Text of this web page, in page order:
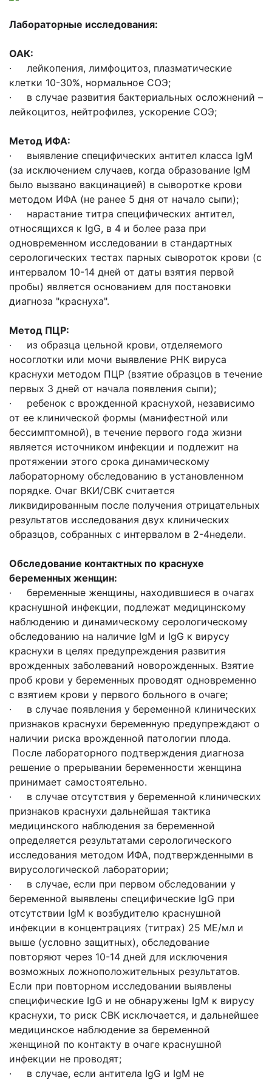
Лабораторные исследования:
ОАК:
· лейкопения, лимфоцитоз, плазматические
клетки 10-30%, нормальное СОЭ;
· в случае развития бактериальных осложнений –
лейкоцитоз, нейтрофилез, ускорение СОЭ;
Метод ИФА:
· выявление специфических антител класса IgM
(за исключением случаев, когда образование IgM
было вызвано вакцинацией) в сыворотке крови
методом ИФА (не ранее 5 дня от начало сыпи);
· нарастание титра специфических антител,
относящихся к IgG, в 4 и более раза при
одновременном исследовании в стандартных
серологических тестах парных сывороток крови (с
интервалом 10-14 дней от даты взятия первой
пробы) является основанием для постановки
диагноза "краснуха".
Метод ПЦР:
· из образца цельной крови, отделяемого
носоглотки или мочи выявление РНК вируса
краснухи методом ПЦР (взятие образцов в течение
первых 3 дней от начала появления сыпи);
· ребенок с врожденной краснухой, независимо
от ее клинической формы (манифестной или
бессимптомной), в течение первого года жизни
является источником инфекции и подлежит на
протяжении этого срока динамическому
лабораторному обследованию в установленном
порядке. Очаг ВКИ/СBK считается
ликвидированным после получения отрицательных
результатов исследования двух клинических
образцов, собранных с интервалом в 2-4недели.
Обследование контактных по краснухе
беременных женщин:
· беременные женщины, находившиеся в очагах
краснушной инфекции, подлежат медицинскому
наблюдению и динамическому серологическому
обследованию на наличие IgM и IgG к вирусу
краснухи в целях предупреждения развития
врожденных заболеваний новорожденных. Взятие
проб крови у беременных проводят одновременно
с взятием крови у первого больного в очаге;
· в случае появления у беременной клинических
признаков краснухи беременную предупреждают о
наличии риска врожденной патологии плода.
После лабораторного подтверждения диагноза
решение о прерывании беременности женщина
принимает самостоятельно.
· в случае отсутствия у беременной клинических
признаков краснухи дальнейшая тактика
медицинского наблюдения за беременной
определяется результатами серологического
исследования методом ИФА, подтвержденными в
вирусологической лаборатории;
· в случае, если при первом обследовании у
беременной выявлены специфические IgG при
отсутствии IgM к возбудителю краснушной
инфекции в концентрациях (титрах) 25 МЕ/мл и
выше (условно защитных), обследование
повторяют через 10-14 дней для исключения
возможных ложноположительных результатов.
Если при повторном исследовании выявлены
специфические IgG и не обнаружены IgM к вирусу
краснухи, то риск СВК исключается, и дальнейшее
медицинское наблюдение за беременной
женщиной по контакту в очаге краснушной
инфекции не проводят;
· в случае, если антитела IgG и IgM не